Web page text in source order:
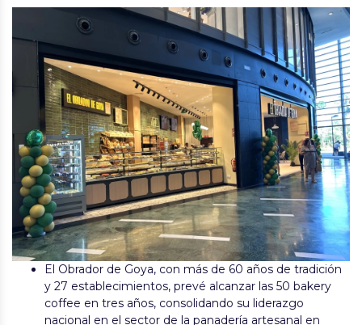
El Obrador de Goya, con más de 60 años de tradición
y 27 establecimientos, prevé alcanzar las 50 bakery
coffee en tres años, consolidando su liderazgo
nacional en el sector de la panadería artesanal en